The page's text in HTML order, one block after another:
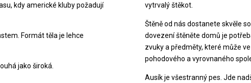
kdy americké kluby požadují
Formát těla je lehce
jako široká.
vytrvalý štěkot.
Štěně od nás dostanete skvěle
dovezení štěněte domů je
zvuky a předměty, které může
pohodového a vyrovnaného
Ausík je všestranný pes. Jde